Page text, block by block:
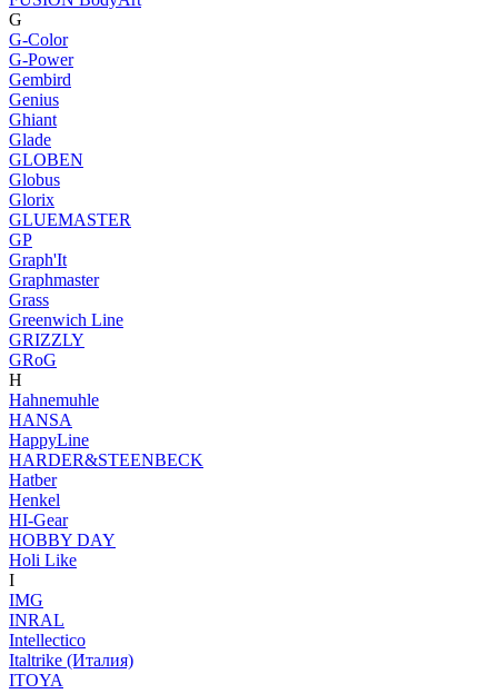
G
G-Color
G-Power
Gembird
Genius
Ghiant
Glade
GLOBEN
Globus
Glorix
GLUEMASTER
GP
Graph'It
Graphmaster
Grass
Greenwich Line
GRIZZLY
GRoG
H
Hahnemuhle
HANSA
HappyLine
HARDER&STEENBECK
Hatber
Henkel
HI-Gear
HOBBY DAY
Holi Like
I
IMG
INRAL
Intellectico
Italtrike (Италия)
ITOYA